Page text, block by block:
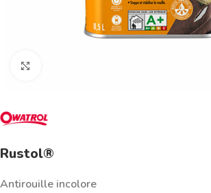
Rustol®
Antirouille incolore